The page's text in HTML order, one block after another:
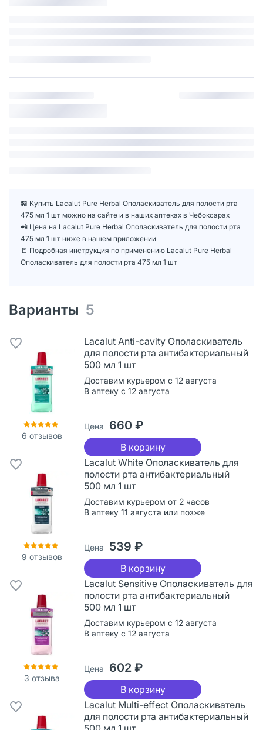
🏪 Купить Lacalut Рure Herbal Ополаскиватель для полости рта
475 мл 1 шт можно на сайте и в наших аптеках в Чебоксарах
📲 Цена на Lacalut Рure Herbal Ополаскиватель для полости рта
475 мл 1 шт ниже в нашем приложении
📒 Подробная инструкция по применению Lacalut Рure Herbal
Ополаскиватель для полости рта 475 мл 1 шт
Варианты 5
6 отзывов
Lacalut Anti-cavity Ополаскиватель
для полости рта антибактериальный
500 мл 1 шт
Доставим курьером с 12 августа
В аптеку с 12 августа
Цена 660 ₽
В корзину
9 отзывов
Lacalut White Ополаскиватель для
полости рта антибактериальный
500 мл 1 шт
Доставим курьером от 2 часов
В аптеку 11 августа или позже
Цена 539 ₽
В корзину
3 отзыва
Lacalut Sensitive Ополаскиватель для
полости рта антибактериальный
500 мл 1 шт
Доставим курьером с 12 августа
В аптеку с 12 августа
Цена 602 ₽
В корзину
Lacalut Multi-effect Ополаскиватель
для полости рта антибактериальный